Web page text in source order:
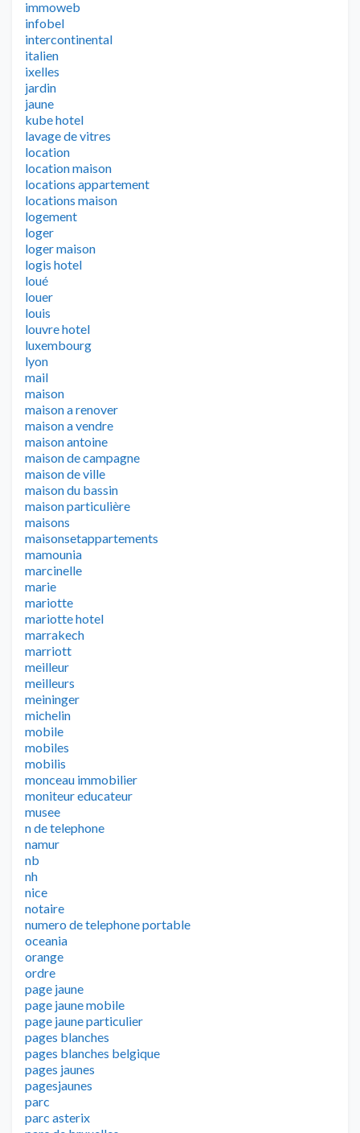
immoweb
infobel
intercontinental
italien
ixelles
jardin
jaune
kube hotel
lavage de vitres
location
location maison
locations appartement
locations maison
logement
loger
loger maison
logis hotel
loué
louer
louis
louvre hotel
luxembourg
lyon
mail
maison
maison a renover
maison a vendre
maison antoine
maison de campagne
maison de ville
maison du bassin
maison particulière
maisons
maisonsetappartements
mamounia
marcinelle
marie
mariotte
mariotte hotel
marrakech
marriott
meilleur
meilleurs
meininger
michelin
mobile
mobiles
mobilis
monceau immobilier
moniteur educateur
musee
n de telephone
namur
nb
nh
nice
notaire
numero de telephone portable
oceania
orange
ordre
page jaune
page jaune mobile
page jaune particulier
pages blanches
pages blanches belgique
pages jaunes
pagesjaunes
parc
parc asterix